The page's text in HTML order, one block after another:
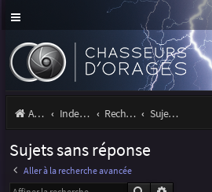
Accueil Index du forum Rechercher Sujets sans réponse
Sujets sans réponse
Aller à la recherche avancée